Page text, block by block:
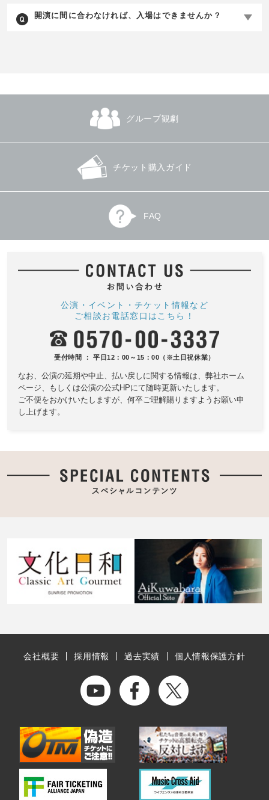
開演に間に合わなければ、入場はできませんか？
グループ観劇
チケット購入ガイド
FAQ
公演・イベント・チケット情報など
ご相談お電話窓口はこちら！
受付時間 ： 平日12：00～15：00（※土日祝休業）
なお、公演の延期や中止、払い戻しに関する情報は、 弊社ホーム
ページ、もしくは公演の公式HPにて随時更新いたします。
ご不便をおかけいたしますが、何卒ご理解賜りますようお願い申
し上げます。
会社概要 採用情報 過去実績 個人情報保護方針